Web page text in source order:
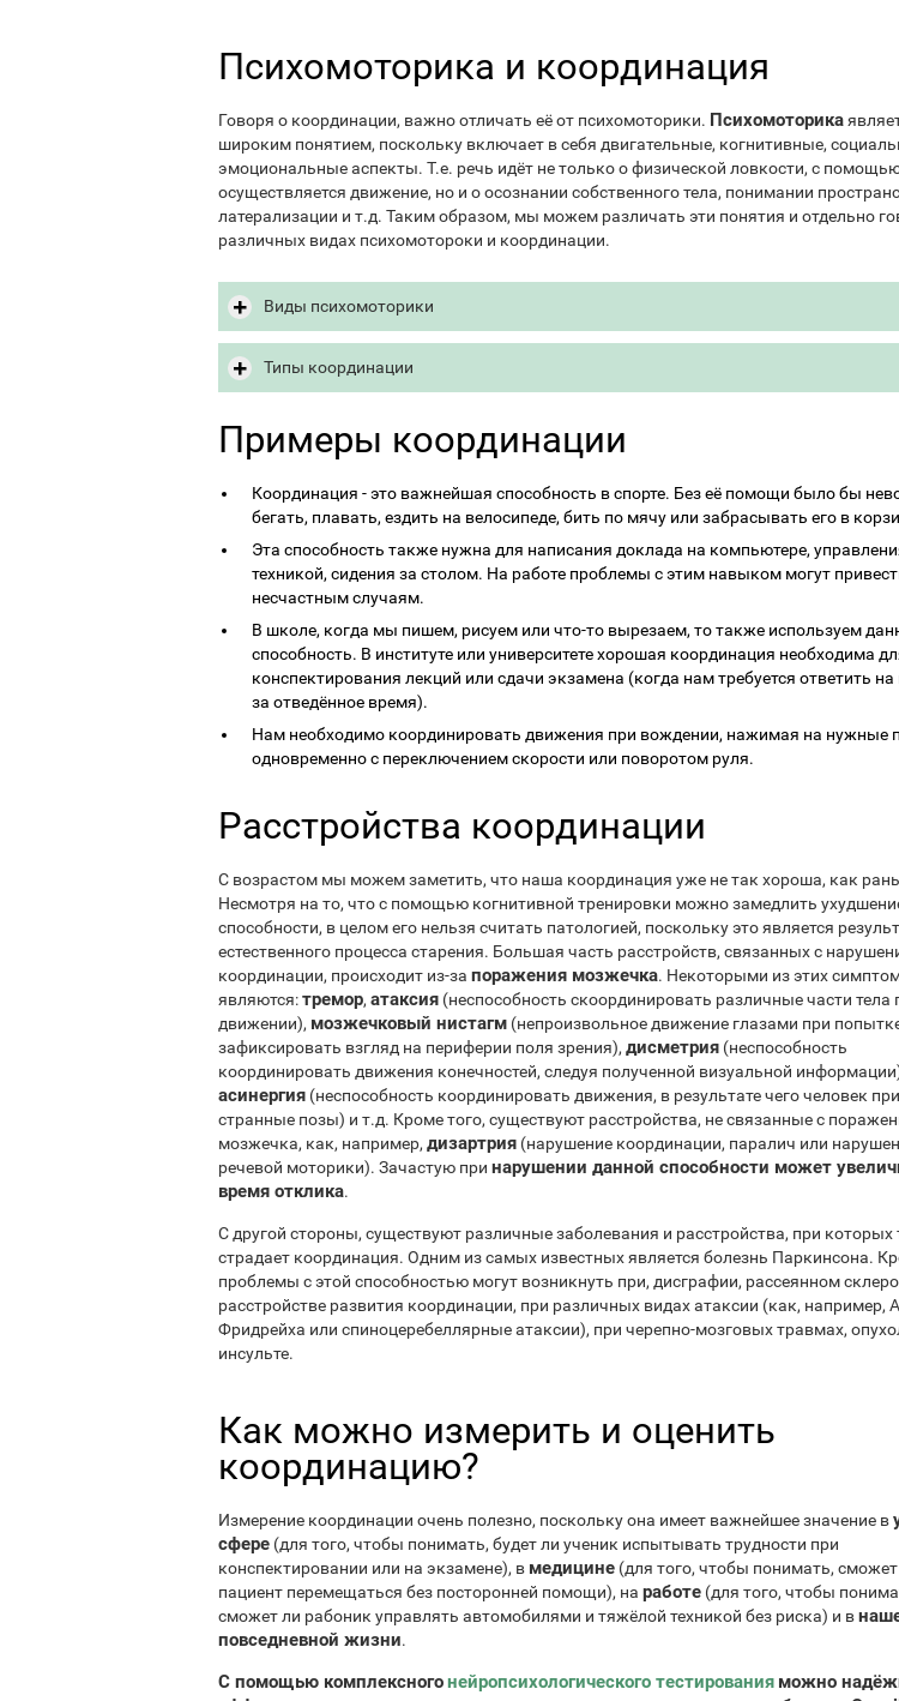
Психомоторика и координация
Говоря о координации, важно отличать её от психомоторики. Психомоторика
широким понятием, поскольку включает в себя двигательные, когнитивные,
эмоциональные аспекты. Т.е. речь идёт не только о физической ловкости, с
осуществляется движение, но и о осознании собственного тела, понимании
латерализации и т.д. Таким образом, мы можем различать эти понятия и отдельно
различных видах психомотороки и координации.
Виды психомоторики
Типы координации
Примеры координации
Координация - это важнейшая способность в спорте. Без её помощи было бы
бегать, плавать, ездить на велосипеде, бить по мячу или забрасывать его в
Эта способность также нужна для написания доклада на компьютере,
техникой, сидения за столом. На работе проблемы с этим навыком могут
несчастным случаям.
В школе, когда мы пишем, рисуем или что-то вырезаем, то также используем
способность. В институте или университете хорошая координация необходима
конспектирования лекций или сдачи экзамена (когда нам требуется ответить
за отведённое время).
Нам необходимо координировать движения при вождении, нажимая на нужные
одновременно с переключением скорости или поворотом руля.
Расстройства координации
С возрастом мы можем заметить, что наша координация уже не так хороша, как
Несмотря на то, что с помощью когнитивной тренировки можно замедлить
способности, в целом его нельзя считать патологией, поскольку это является
естественного процесса старения. Большая часть расстройств, связанных с
координации, происходит из-за поражения мозжечка. Некоторыми из этих
являются:тремор, атаксия (неспособность скоординировать различные части тела
движении), мозжечковый нистагм (непроизвольное движение глазами при
зафиксировать взгляд на периферии поля зрения), дисметрия (неспособность
координировать движения конечностей, следуя полученной визуальной
асинергия (неспособность координировать движения, в результате чего человек
странные позы) и т.д. Кроме того, существуют расстройства, не связанные с
мозжечка, как, например, дизартрия (нарушение координации, паралич или
речевой моторики). Зачастую при нарушении данной способности может
время отклика.
С другой стороны, существуют различные заболевания и расстройства, при которых
страдает координация. Одним из самых известных является болезнь Паркинсона.
проблемы с этой способностью могут возникнуть при, дисграфии, рассеянном
расстройстве развития координации, при различных видах атаксии (как, например,
Фридрейха или спиноцеребеллярные атаксии), при черепно-мозговых травмах,
инсульте.
Как можно измерить и оценить
координацию?
Измерение координации очень полезно, поскольку она имеет важнейшее значение в
сфере (для того, чтобы понимать, будет ли ученик испытывать трудности при
конспектировании или на экзамене), в медицине (для того, чтобы понимать,
пациент перемещаться без посторонней помощи), на работе (для того, чтобы
сможет ли рабоник управлять автомобилями и тяжёлой техникой без риска) и в
повседневной жизни.
С помощью комплексногонейропсихологического тестирования можно